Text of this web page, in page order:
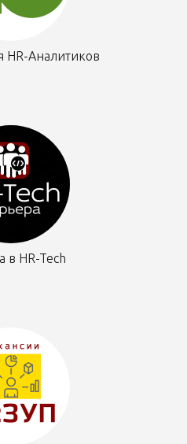
HR-Аналитиков
в HR-Tech